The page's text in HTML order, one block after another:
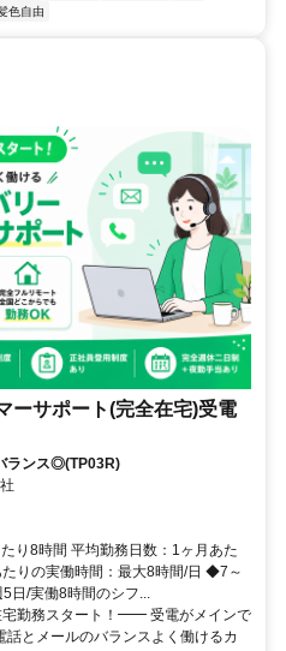
色自由
ーサポート(完全在宅)受電
ランス◎(TP03R)
り8時間 平均勤務日数：1ヶ月あた
りの実働時間：最大8時間/日 ◆7～
日/実働8時間のシフ...
勤務スタート！━━ 受電がメインで
とメールのバランスよく働けるカ